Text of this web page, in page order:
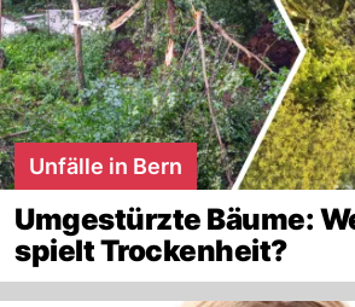
Unfälle in Bern
Umgestürzte Bäume:
spielt Trockenheit?